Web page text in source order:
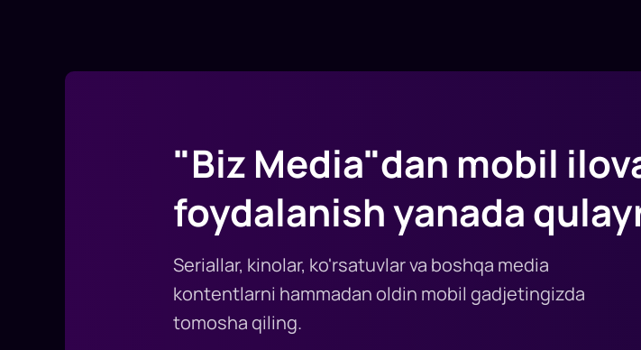
"Biz Media"dan mobil
foydalanish yanada
Seriallar, kinolar, ko'rsatuvlar va boshqa media
kontentlarni hammadan oldin mobil gadjetingizda
tomosha qiling.